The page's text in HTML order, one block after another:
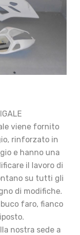
viene fornito
rinforzato in
e hanno una
il lavoro di
su tutti gli
di modifiche.
faro, fianco
nostra sede a